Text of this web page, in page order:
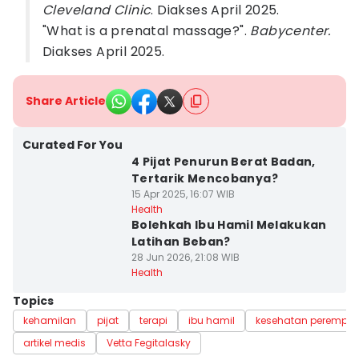
Cleveland Clinic. Diakses April 2025.
"What is a prenatal massage?". Babycenter.
Diakses April 2025.
Share Article
Curated For You
4 Pijat Penurun Berat Badan,
Tertarik Mencobanya?
15 Apr 2025, 16:07 WIB
Health
Bolehkah Ibu Hamil Melakukan
Latihan Beban?
28 Jun 2026, 21:08 WIB
Health
Topics
kehamilan pijat terapi ibu hamil
kesehatan
artikel medis
Vetta Fegitalasky